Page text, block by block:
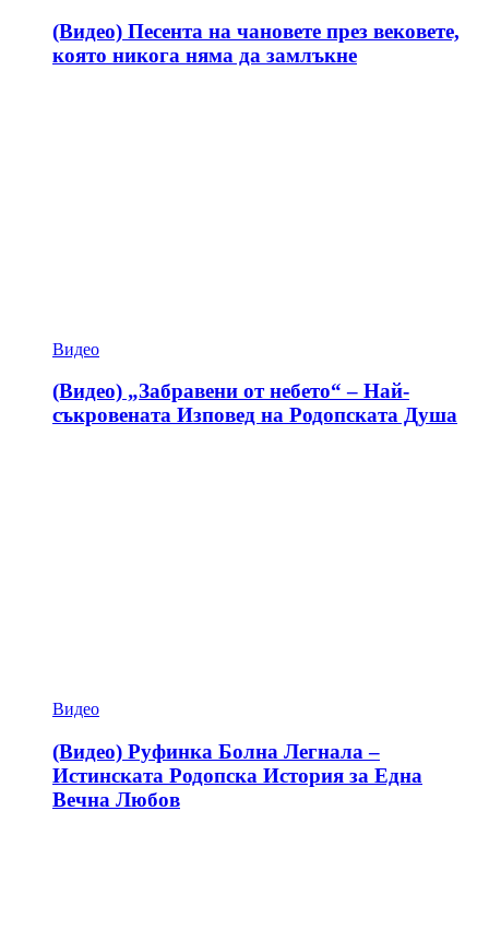
(Видео) Песента на чановете през вековете,
която никога няма да замлъкне
Видео
(Видео) „Забравени от небето“ – Най-
съкровената Изповед на Родопската Душа
Видео
(Видео) Руфинка Болна Легнала –
Истинската Родопска История за Една
Вечна Любов